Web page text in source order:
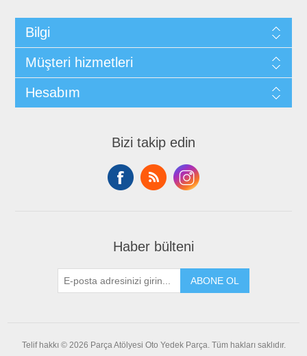
Bilgi
Müşteri hizmetleri
Hesabım
Bizi takip edin
Haber bülteni
ABONE OL
Telif hakkı © 2026 Parça Atölyesi Oto Yedek Parça. Tüm hakları saklıdır.